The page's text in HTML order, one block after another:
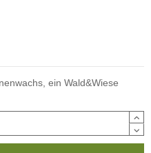
ein Wald&Wiese